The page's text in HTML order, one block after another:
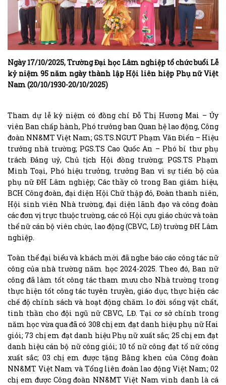
Ngày 17/10/2025, Trường Đại học Lâm nghiệp tổ chức buổi Lễ
kỷ niệm 95 năm ngày thành lập Hội liên hiệp Phụ nữ Việt
Nam (20/10/1930-20/10/2025)
Tham dự lễ kỷ niệm có đồng chí Đỗ Thị Hương Mai – Ủy
viên Ban chấp hành, Phó trưởng ban Quan hệ lao động, Công
đoàn NN&MT Việt Nam; GS.TS.NGƯT Phạm Văn Điển – Hiệu
trưởng nhà trường; PGS.TS Cao Quốc An – Phó bí thư phụ
trách Đảng uỷ, Chủ tịch Hội đồng trường; PGS.TS Phạm
Minh Toại, Phó hiệu trưởng, trưởng Ban vì sự tiến bộ của
phụ nữ ĐH Lâm nghiệp; Các thầy cô trong Ban giám hiệu,
BCH Công đoàn, đại diện Hội Chữ thập đỏ, Đoàn thanh niên,
Hội sinh viên Nhà trường, đại diện lãnh đạo và công đoàn
các đơn vị trực thuộc trường, các cô Hội cựu giáo chức và toàn
thể nữ cán bộ viên chức, lao động (CBVC, LĐ) trường ĐH Lâm
nghiệp.
Toàn thể đại biểu và khách mời đã nghe báo cáo công tác nữ
công của nhà trường năm học 2024-2025. Theo đó, Ban nữ
công đã làm tốt công tác tham mưu cho Nhà trường trong
thực hiện tốt công tác tuyên truyền, giáo dục, thực hiện các
chế độ chính sách và hoạt động chăm lo đời sống vật chất,
tinh thần cho đội ngũ nữ CBVC, LĐ. Tại cơ sở chính trong
năm học vừa qua đã có 308 chị em đạt danh hiệu phụ nữ Hai
giỏi; 73 chị em đạt danh hiệu Phụ nữ xuất sắc; 25 chị em đạt
danh hiệu cán bộ nữ công giỏi; 10 tổ nữ công đạt tổ nữ công
xuất sắc; 03 chị em được tặng Bằng khen của Công đoàn
NN&MT Việt Nam và Tổng liên đoàn lao động Việt Nam; 02
chị em được Công đoàn NN&MT Việt Nam vinh danh là cá